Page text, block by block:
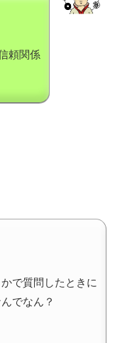
頼関係
で質問したときに
でなん？